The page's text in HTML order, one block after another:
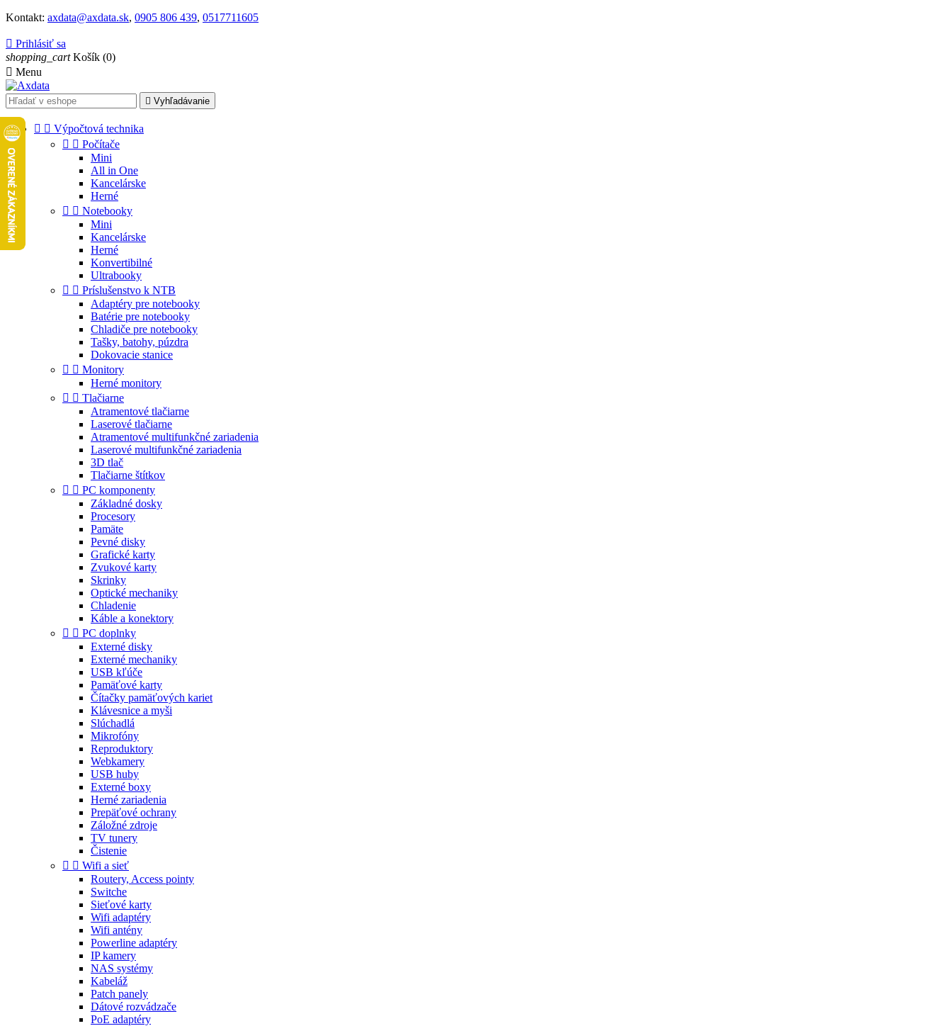
Kontakt: axdata@axdata.sk, 0905 806 439, 0517711605
 Prihlásiť sa
shopping_cart Košík (0)
 Menu
 Vyhľadávanie
  Výpočtová technika
  Počítače
Mini
All in One
Kancelárske
Herné
  Notebooky
Mini
Kancelárske
Herné
Konvertibilné
Ultrabooky
  Príslušenstvo k NTB
Adaptéry pre notebooky
Batérie pre notebooky
Chladiče pre notebooky
Tašky, batohy, púzdra
Dokovacie stanice
  Monitory
Herné monitory
  Tlačiarne
Atramentové tlačiarne
Laserové tlačiarne
Atramentové multifunkčné zariadenia
Laserové multifunkčné zariadenia
3D tlač
Tlačiarne štítkov
  PC komponenty
Základné dosky
Procesory
Pamäte
Pevné disky
Grafické karty
Zvukové karty
Skrinky
Optické mechaniky
Chladenie
Káble a konektory
  PC doplnky
Externé disky
Externé mechaniky
USB kľúče
Pamäťové karty
Čítačky pamäťových kariet
Klávesnice a myši
Slúchadlá
Mikrofóny
Reproduktory
Webkamery
USB huby
Externé boxy
Herné zariadenia
Prepäťové ochrany
Záložné zdroje
TV tunery
Čistenie
  Wifi a sieť
Routery, Access pointy
Switche
Sieťové karty
Wifi adaptéry
Wifi antény
Powerline adaptéry
IP kamery
NAS systémy
Kabeláž
Patch panely
Dátové rozvádzače
PoE adaptéry